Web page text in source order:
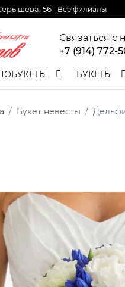
56 Все филиалы
Связаться с
+7 (914) 772-
БУКЕТЫ
Букет невесты